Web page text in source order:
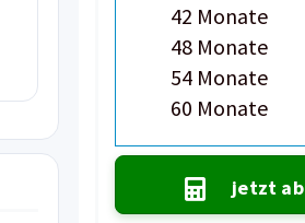
42 Monate
48 Monate
54 Monate
60 Monate
jetzt ab